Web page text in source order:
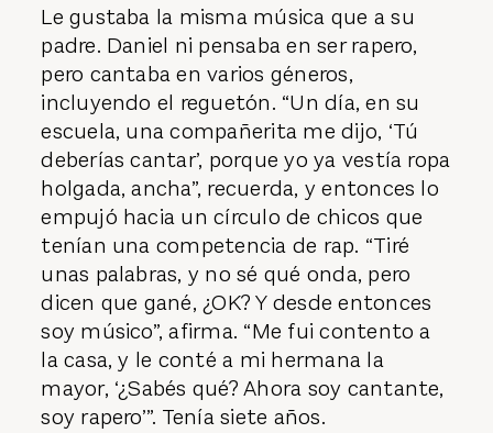
Le gustaba la misma música que a su
padre. Daniel ni pensaba en ser rapero,
pero cantaba en varios géneros,
incluyendo el reguetón. “Un día, en su
escuela, una compañerita me dijo, ‘Tú
deberías cantar’, porque yo ya vestía ropa
holgada, ancha”, recuerda, y entonces lo
empujó hacia un círculo de chicos que
tenían una competencia de rap. “Tiré
unas palabras, y no sé qué onda, pero
dicen que gané, ¿OK? Y desde entonces
soy músico”, afirma. “Me fui contento a
la casa, y le conté a mi hermana la
mayor, ‘¿Sabés qué? Ahora soy cantante,
soy rapero’”. Tenía siete años.